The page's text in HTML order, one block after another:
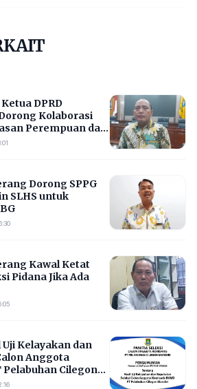
DPRD
Kolaborasi
Perempuan dan
Dorong SPPG
SLHS untuk
Kawal Ketat
Pidana Jika Ada
Kelayakan dan
Anggota
Pelabuhan Cilegon